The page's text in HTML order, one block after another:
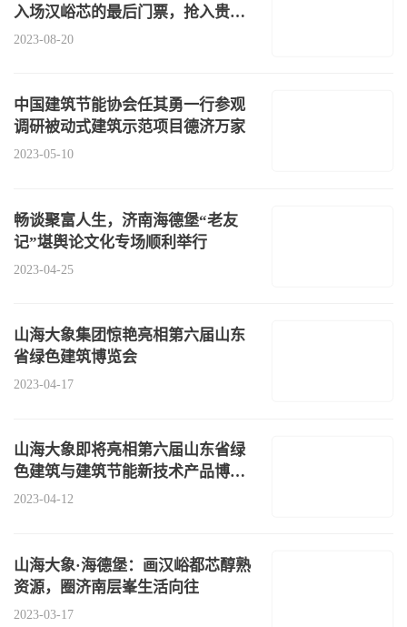
入场汉峪芯的最后门票，抢入贵人
区的最
2023-08-20
中国建筑节能协会任其勇一行参观
调研被动式建筑示范项目德济万家
2023-05-10
畅谈聚富人生，济南海德堡“老友
记”堪舆论文化专场顺利举行
2023-04-25
山海大象集团惊艳亮相第六届山东
省绿色建筑博览会
2023-04-17
山海大象即将亮相第六届山东省绿
色建筑与建筑节能新技术产品博览
会
2023-04-12
山海大象·海德堡：画汉峪都芯醇熟
资源，圈济南层峯生活向往
2023-03-17